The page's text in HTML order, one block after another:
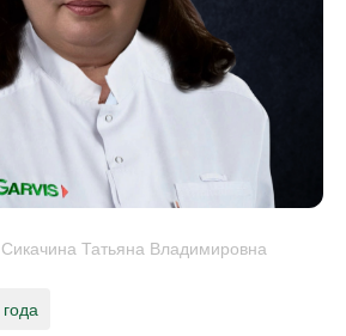
Сикачина Татьяна Владимировна